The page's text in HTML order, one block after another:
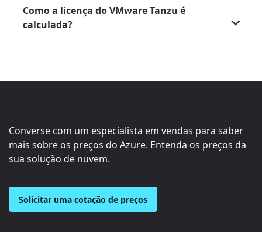
Como a licença do VMware Tanzu é
calculada?
Converse com um especialista em vendas para saber
mais sobre os preços do Azure. Entenda os preços da
sua solução de nuvem.
Solicitar uma cotação de preços